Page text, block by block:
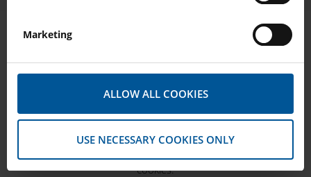
Marketing
ALLOW ALL COOKIES
USE NECESSARY COOKIES ONLY
Vídeos
cookies.